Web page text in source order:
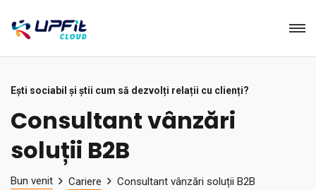
Ești sociabil și știi cum să dezvolți relații cu clienți?
Consultant vânzări
soluții B2B
Bun venit Cariere Consultant vânzări soluții B2B